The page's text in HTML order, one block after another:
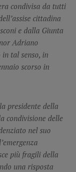
condivisa da tutti
cittadina
e dalla Giunta
Adriano
tal senso, in
scorso in
presidente della
condivisione delle
nel suo
più fragili della
una risposta